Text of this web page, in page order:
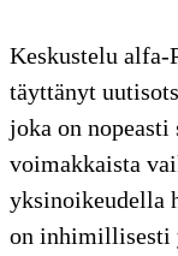
Keskustelu
täyttänyt
joka on nopeasti
voimakkaista
yksinoikeudella
on inhimillisesti